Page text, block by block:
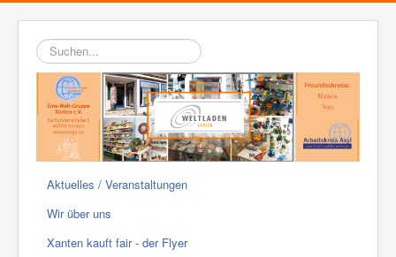
Suchen...
Aktuelles / Veranstaltungen
Wir über uns
Xanten kauft fair - der Flyer